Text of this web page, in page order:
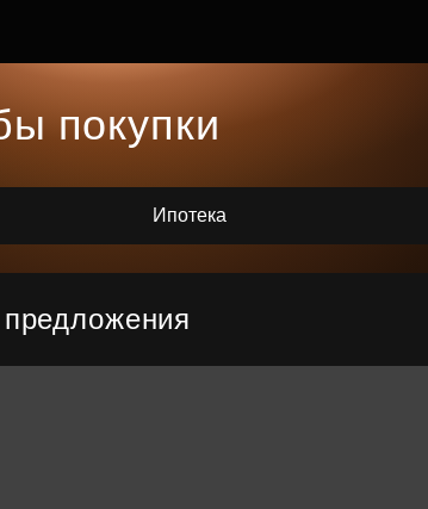
покупки
Ипотека